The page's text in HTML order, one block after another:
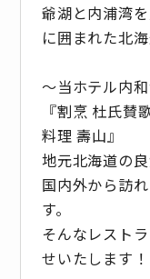
爺湖と内浦湾
に囲まれた北
～当ホテル内
『割烹 杜氏賛
料理 壽山』
地元北海道の
国内外から訪
す。
そんなレスト
せいたします！